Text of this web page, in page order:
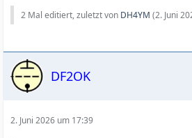
2 Mal editiert, zuletzt von DH4YM (2. Juni
DF2OK
2. Juni 2026 um 17:39